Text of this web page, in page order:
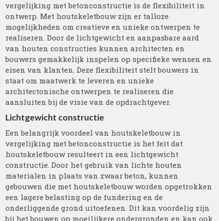
vergelijking met betonconstructie is de flexibiliteit in
ontwerp. Met houtskeletbouw zijn er talloze
mogelijkheden om creatieve en unieke ontwerpen te
realiseren. Door de lichtgewicht en aanpasbare aard
van houten constructies kunnen architecten en
bouwers gemakkelijk inspelen op specifieke wensen en
eisen van klanten. Deze flexibiliteit stelt bouwers in
staat om maatwerk te leveren en unieke
architectonische ontwerpen te realiseren die
aansluiten bij de visie van de opdrachtgever.
Lichtgewicht constructie
Een belangrijk voordeel van houtskeletbouw in
vergelijking met betonconstructie is het feit dat
houtskeletbouw resulteert in een lichtgewicht
constructie. Door het gebruik van lichte houten
materialen in plaats van zwaar beton, kunnen
gebouwen die met houtskeletbouw worden opgetrokken
een lagere belasting op de fundering en de
onderliggende grond uitoefenen. Dit kan voordelig zijn
bij het bouwen op moeilijkere ondergronden en kan ook